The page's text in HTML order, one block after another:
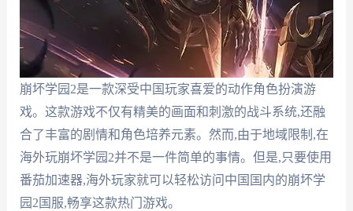
崩坏学园2是一款深受中国玩家喜爱的动作角色扮演游
戏。这款游戏不仅有精美的画面和刺激的战斗系统,还融
合了丰富的剧情和角色培养元素。然而,由于地域限制,在
海外玩崩坏学园2并不是一件简单的事情。但是,只要使用
番茄加速器,海外玩家就可以轻松访问中国国内的崩坏学
园2国服,畅享这款热门游戏。